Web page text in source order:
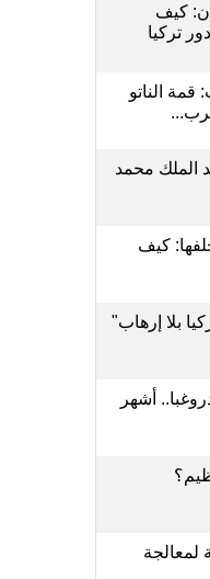
كيف
تركيا
قمة الناتو
الملك محمد
كيف
بلا إرهاب"
أشهر
لمعالجة